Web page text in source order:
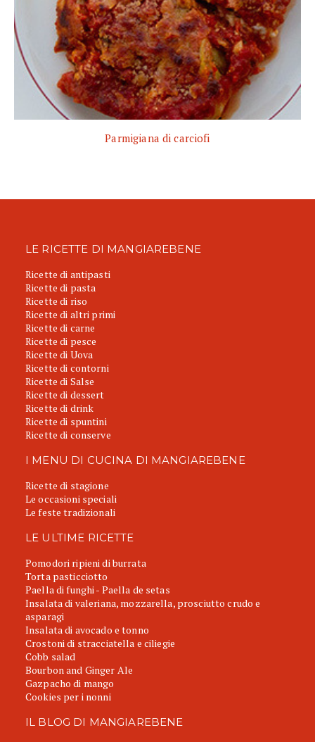
Parmigiana di carciofi
LE RICETTE DI MANGIAREBENE
Ricette di antipasti
Ricette di pasta
Ricette di riso
Ricette di altri primi
Ricette di carne
Ricette di pesce
Ricette di Uova
Ricette di contorni
Ricette di Salse
Ricette di dessert
Ricette di drink
Ricette di spuntini
Ricette di conserve
I MENU DI CUCINA DI MANGIAREBENE
Ricette di stagione
Le occasioni speciali
Le feste tradizionali
LE ULTIME RICETTE
Pomodori ripieni di burrata
Torta pasticciotto
Paella di funghi - Paella de setas
Insalata di valeriana, mozzarella, prosciutto crudo e
asparagi
Insalata di avocado e tonno
Crostoni di stracciatella e ciliegie
Cobb salad
Bourbon and Ginger Ale
Gazpacho di mango
Cookies per i nonni
IL BLOG DI MANGIAREBENE